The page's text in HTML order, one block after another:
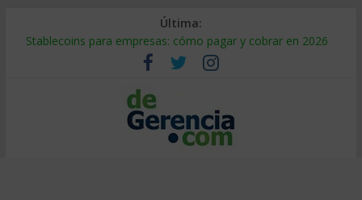
Última:
Stablecoins para empresas: cómo pagar y cobrar en 2026
Despido silencioso: qué es y por qué sale tan caro
IA en selección de personal: cómo auditarla a tiempo
Trabajo forzoso en la cadena de suministro: qué hacer
Mercado hispano de EE. UU.: cómo segmentarlo y venderle